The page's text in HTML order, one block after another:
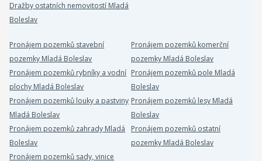
Dražby ostatních nemovitostí Mladá
Boleslav
Pronájem pozemků stavební
pozemky Mladá Boleslav
Pronájem pozemků komerční
pozemky Mladá Boleslav
Pronájem pozemků rybníky a vodní
plochy Mladá Boleslav
Pronájem pozemků pole Mladá
Boleslav
Pronájem pozemků louky a pastviny
Mladá Boleslav
Pronájem pozemků lesy Mladá
Boleslav
Pronájem pozemků zahrady Mladá
Boleslav
Pronájem pozemků ostatní
pozemky Mladá Boleslav
Pronájem pozemků sady, vinice